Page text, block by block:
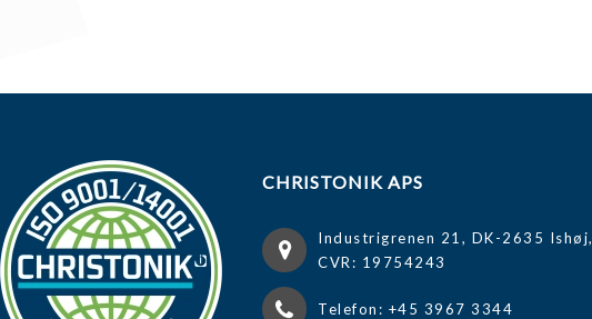
CHRISTONIK APS
Industrigrenen 21, DK-2635 Ishøj,
CVR: 19754243
Telefon: +45 3967 3344